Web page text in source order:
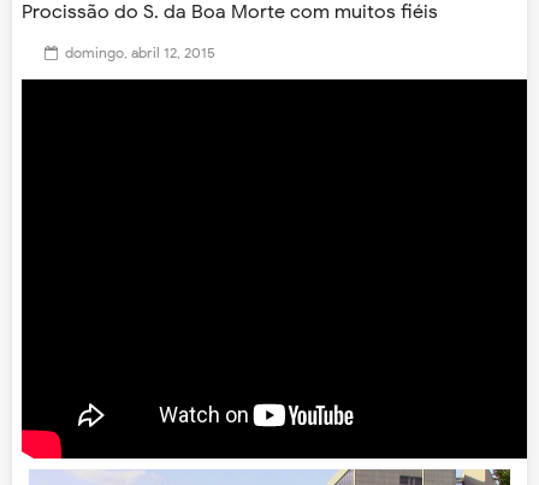
Procissão do S. da Boa Morte com muitos fiéis
domingo, abril 12, 2015